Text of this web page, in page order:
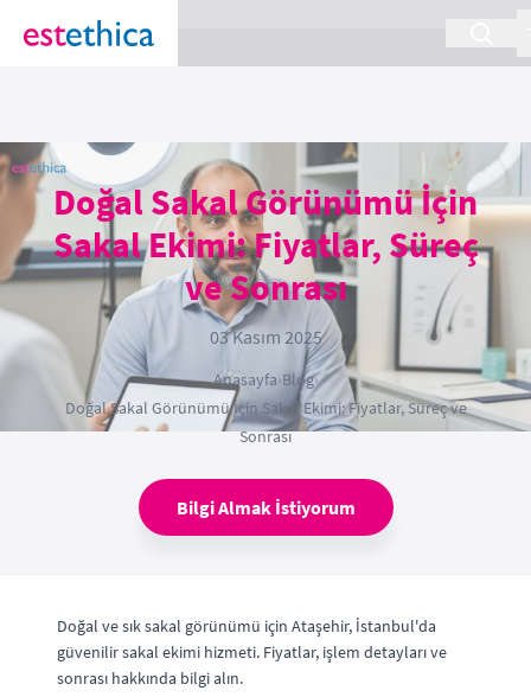
section Service {
Doğal Sakal Görünümü İçin
Sakal Ekimi: Fiyatlar, Süreç
ve Sonrası
03 Kasım 2025
Anasayfa›Blog›
Doğal Sakal Görünümü İçin Sakal Ekimi: Fiyatlar, Süreç ve
Sonrası
Bilgi Almak İstiyorum
Doğal ve sık sakal görünümü için Ataşehir, İstanbul'da
güvenilir sakal ekimi hizmeti. Fiyatlar, işlem detayları ve
sonrası hakkında bilgi alın.